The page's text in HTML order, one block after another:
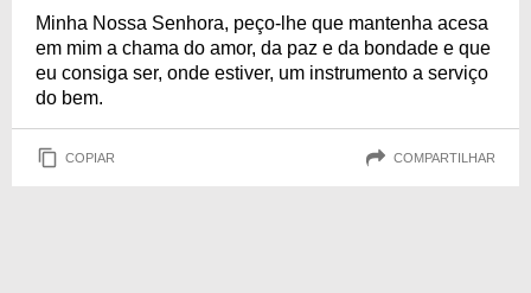
Minha Nossa Senhora, peço-lhe que mantenha acesa
em mim a chama do amor, da paz e da bondade e que
eu consiga ser, onde estiver, um instrumento a serviço
do bem.
COPIAR COMPARTILHAR